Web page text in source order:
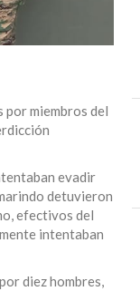
miembros del
evadir
detuvieron
efectivos del
intentaban
diez hombres,